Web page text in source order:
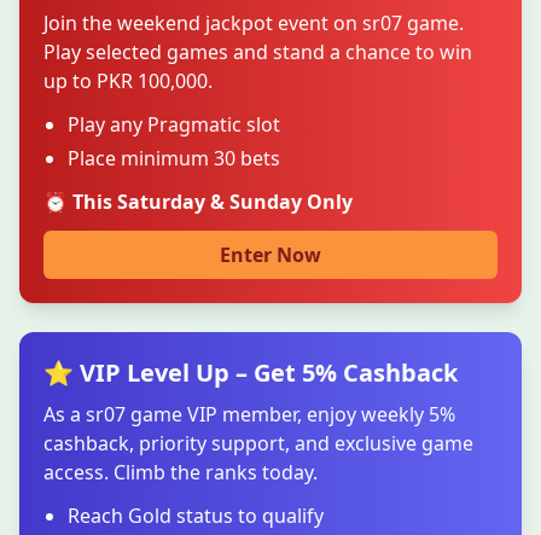
Join the weekend jackpot event on sr07 game.
Play selected games and stand a chance to win
up to PKR 100,000.
Play any Pragmatic slot
Place minimum 30 bets
⏰ This Saturday & Sunday Only
Enter Now
⭐ VIP Level Up – Get 5% Cashback
As a sr07 game VIP member, enjoy weekly 5%
cashback, priority support, and exclusive game
access. Climb the ranks today.
Reach Gold status to qualify